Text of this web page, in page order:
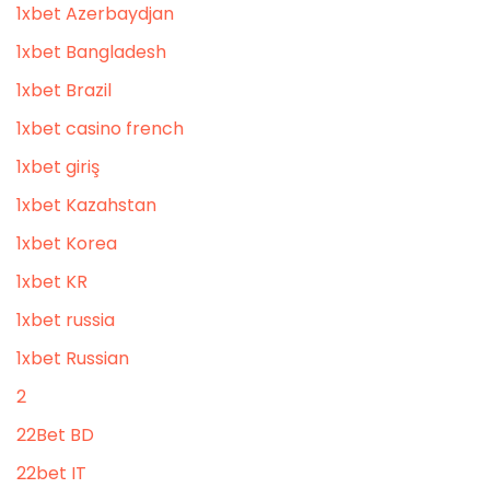
1xbet Azerbaydjan
1xbet Bangladesh
1xbet Brazil
1xbet casino french
1xbet giriş
1xbet Kazahstan
1xbet Korea
1xbet KR
1xbet russia
1xbet Russian
2
22Bet BD
22bet IT